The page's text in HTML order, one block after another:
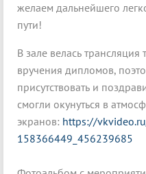
желаем дальнейшего
пути!
В зале велась
вручения дипломов,
присутствовать и
смогли окунуться в
экранов: https://
158366449_456239685